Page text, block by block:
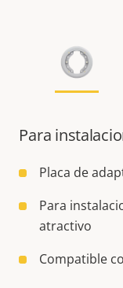
Para
Placa de
Para
atractivo
Compatible